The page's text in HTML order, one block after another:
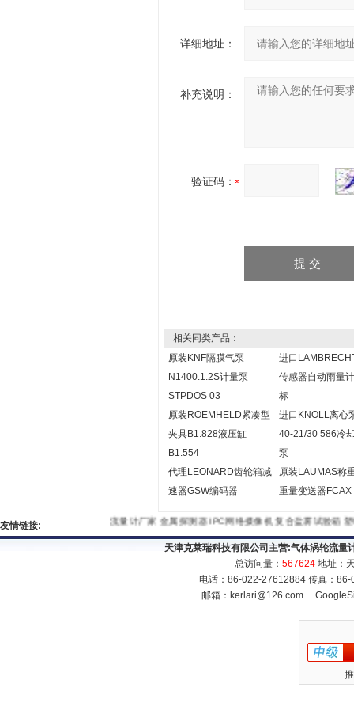
详细地址：
补充说明：
验证码：
相关同类产品：
原装KNF隔膜气泵
N1400.1.2S计量泵
STPDOS 03
进口
传感器自动雨量
标
原装ROEMHELD紧凑型
夹具B1.828液压缸
B1.554
进口KNOLL离心
40-21/30 586冷
泵
代理LEONARD齿轮箱减
速器GSW编码器
原装LAUMAS称
重量变送器FCAX
友情链接: 流量计厂家金属探测器IPC网络摄像机复合盐雾试验箱塑
天津克莱瑞科技有限公司主营:气体涡轮流量
总访问量： 567624 地址：
电话：86-022-27612884 传真：
邮箱： kerlari@126.com